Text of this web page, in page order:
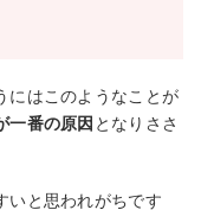
にはこのようなことが
一番の原因 となりささ
いと思われがちです